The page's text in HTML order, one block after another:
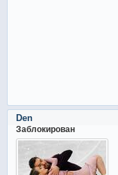
Den
Заблокирован